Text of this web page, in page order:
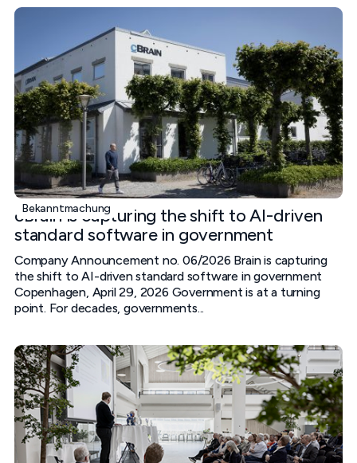
Bekanntmachung
cBrain is capturing the shift to AI-driven
standard software in government
Company Announcement no. 06/2026 Brain is capturing
the shift to AI-driven standard software in government
Copenhagen, April 29, 2026 Government is at a turning
point. For decades, governments...